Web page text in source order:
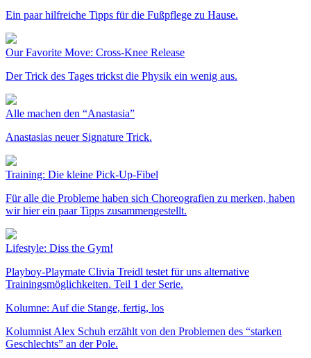
Ein paar hilfreiche Tipps für die Fußpflege zu Hause.
Our Favorite Move: Cross-Knee Release
Der Trick des Tages trickst die Physik ein wenig aus.
Alle machen den “Anastasia”
Anastasias neuer Signature Trick.
Training: Die kleine Pick-Up-Fibel
Für alle die Probleme haben sich Choreografien zu merken, haben
wir hier ein paar Tipps zusammengestellt.
Lifestyle: Diss the Gym!
Playboy-Playmate Clivia Treidl testet für uns alternative
Trainingsmöglichkeiten. Teil 1 der Serie.
Kolumne: Auf die Stange, fertig, los
Kolumnist Alex Schuh erzählt von den Problemen des “starken
Geschlechts” an der Pole.